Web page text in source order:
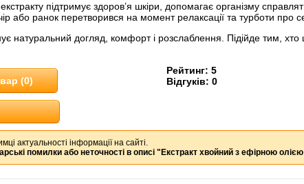
підтримує здоров’я шкіри, допомагає організму
або ранок перетворився на момент релаксації та турботи про
натуральний догляд, комфорт і розслаблення. Підійде тим,
(0)
Рейтинг: 5
Відгуків: 0
актуальності інформації на сайті.
помилки або неточності в описі "Екстракт хвойний з ефірною